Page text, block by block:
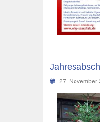
27. November